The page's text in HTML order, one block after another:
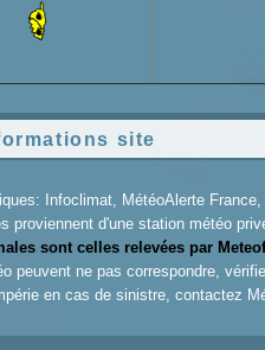
site
Infoclimat, MétéoAlerte
d'une station météo
sont celles relevées par
ne pas correspondre,
en cas de sinistre, contactez